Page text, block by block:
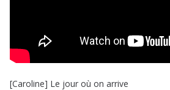
[Caroline] Le jour où on arrive